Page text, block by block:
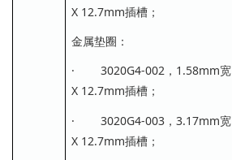
X 12.7mm插槽；
金属垫圈：
· 3020G4-002，1.58mm宽
X 12.7mm插槽；
· 3020G4-003，3.17mm宽
X 12.7mm插槽；